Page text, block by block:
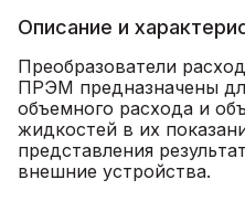
Описание и
Преобразователи
ПРЭМ предназначены
объемного расхода и
жидкостей в их
представления
внешние устройства.